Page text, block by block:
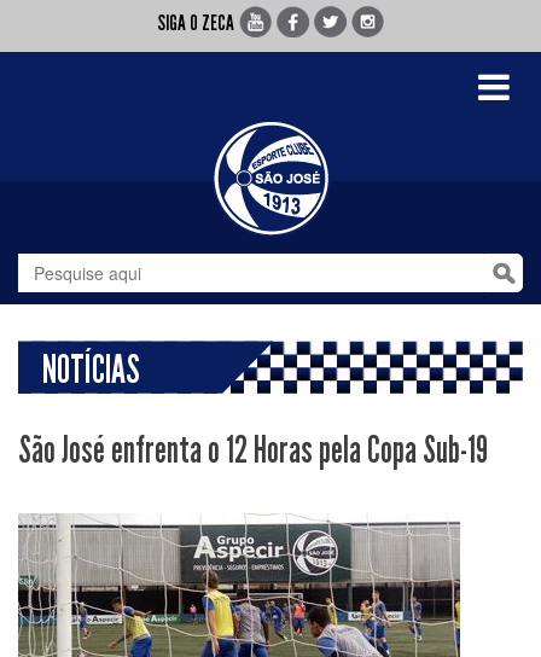
SIGA O ZECA
Toggle
NOTÍCIAS
São José enfrenta o 12 Horas pela Copa Sub-19